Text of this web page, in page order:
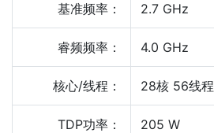
基准频率： 2.7 GHz
睿频频率： 4.0 GHz
核心/线程： 28核 56线程
TDP功率： 205 W